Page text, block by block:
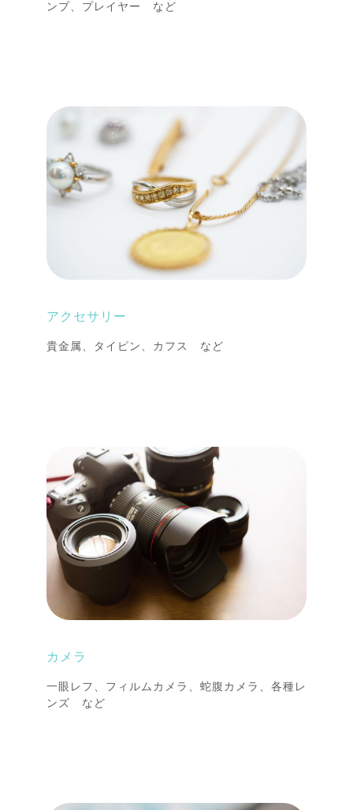
ンプ、プレイヤー など
アクセサリー
貴金属、タイピン、カフス など
カメラ
一眼レフ、フィルムカメラ、蛇腹カメラ、各種レ
ンズ など